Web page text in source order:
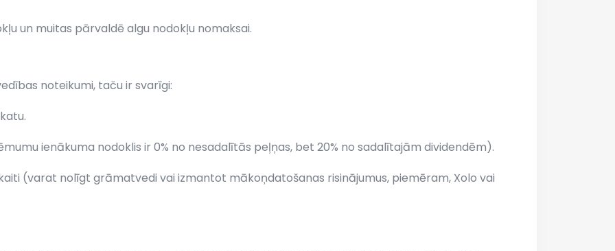
un muitas pārvaldē algu nodokļu nomaksai.
noteikumi, taču ir svarīgi:
ienākuma nodoklis ir 0% no nesadalītās peļņas, bet 20% no sadalītajām dividendēm).
(varat nolīgt grāmatvedi vai izmantot mākoņdatošanas risinājumus, piemēram, Xolo vai